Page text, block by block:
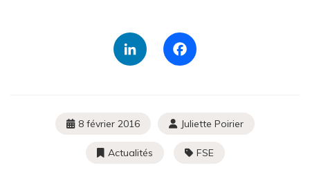
LinkedIn
8 février 2016 Juliette Poirier
Actualités FSE
Rechercher sur le site
Rechercher un article, un événement, un document, ...